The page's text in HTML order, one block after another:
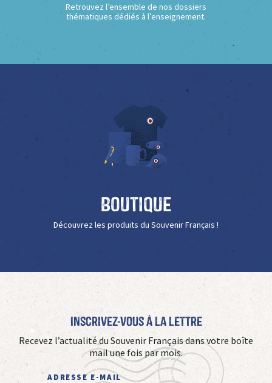
Retrouvez l’ensemble de nos dossiers
thématiques dédiés à l’enseignement.
Boutique
Découvrez les produits du Souvenir Français !
Inscrivez-vous à La Lettre
Recevez l’actualité du Souvenir Français dans votre boîte
mail une fois par mois.
ADRESSE E-MAIL